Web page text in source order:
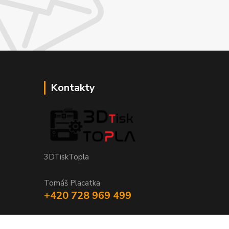
Kontakty
3DTiskTopla
Tomáš Placatka
+420 728 969 499